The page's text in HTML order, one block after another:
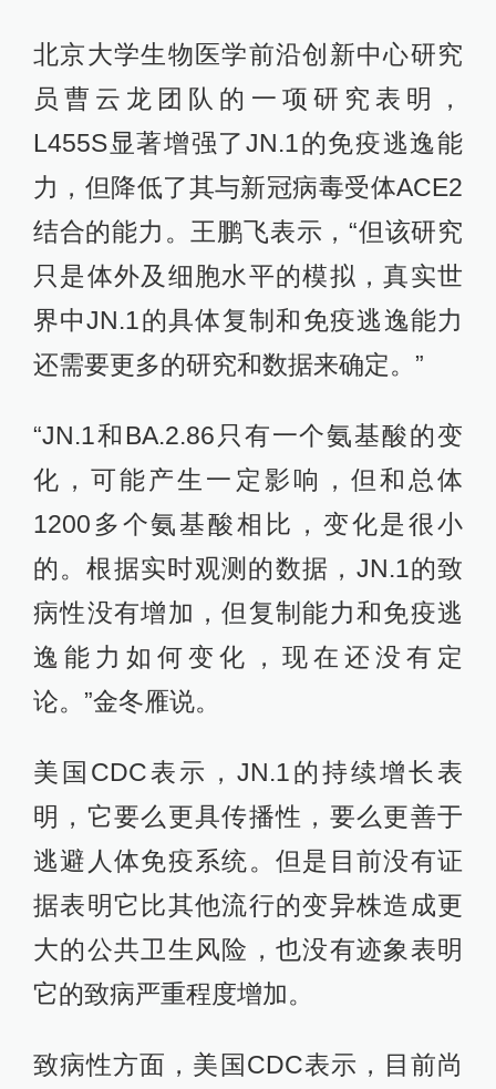
北京大学生物医学前沿创新中心研究
员曹云龙团队的一项研究表明，
L455S显著增强了JN.1的免疫逃逸能
力，但降低了其与新冠病毒受体ACE2
结合的能力。王鹏飞表示，“但该研究
只是体外及细胞水平的模拟，真实世
界中JN.1的具体复制和免疫逃逸能力
还需要更多的研究和数据来确定。”
“JN.1和BA.2.86只有一个氨基酸的变
化，可能产生一定影响，但和总体
1200多个氨基酸相比，变化是很小
的。根据实时观测的数据，JN.1的致
病性没有增加，但复制能力和免疫逃
逸能力如何变化，现在还没有定
论。”金冬雁说。
美国CDC表示，JN.1的持续增长表
明，它要么更具传播性，要么更善于
逃避人体免疫系统。但是目前没有证
据表明它比其他流行的变异株造成更
大的公共卫生风险，也没有迹象表明
它的致病严重程度增加。
致病性方面，美国CDC表示，目前尚